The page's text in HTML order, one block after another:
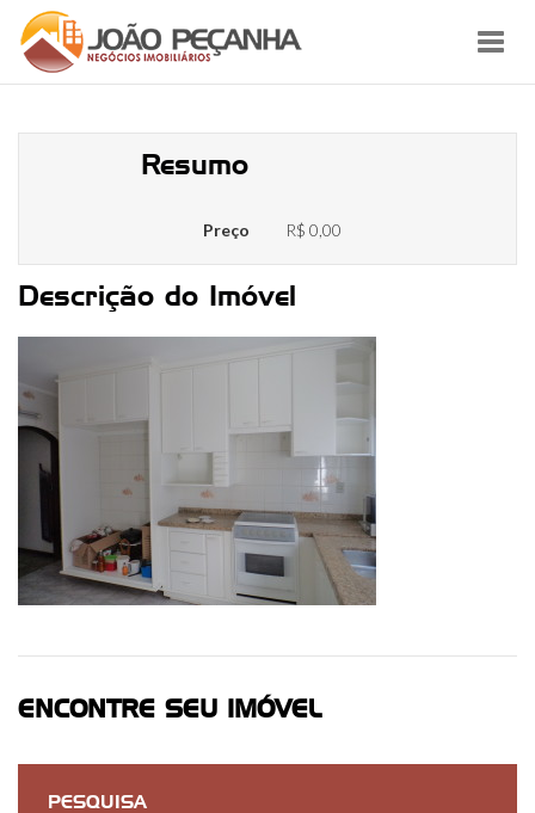
Resumo
Preço R$ 0,00
Descrição do Imóvel
ENCONTRE SEU IMÓVEL
PESQUISA